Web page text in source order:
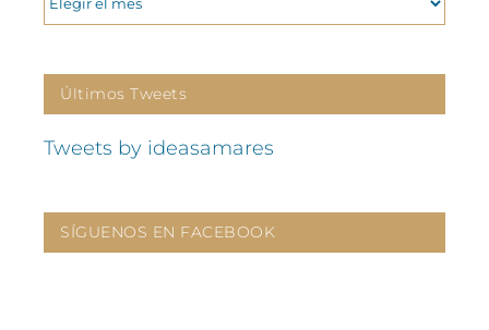
Últimos Tweets
Tweets by ideasamares
SÍGUENOS EN FACEBOOK